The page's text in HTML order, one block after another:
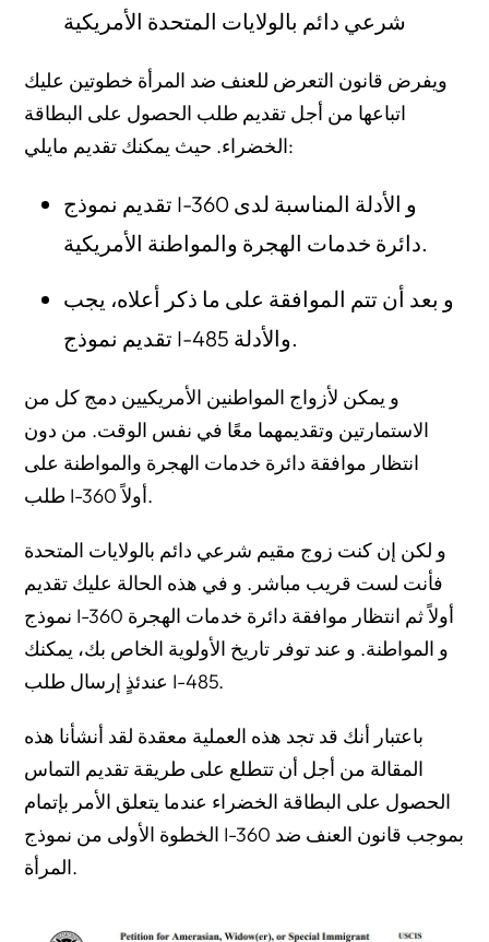
شرعي دائم بالولايات المتحدة الأمريكية
ويفرض قانون التعرض للعنف ضد المرأة خطوتين عليك
اتباعها من أجل تقديم طلب الحصول على البطاقة
الخضراء. حيث يمكنك تقديم مايلي:
تقديم نموذج I-360 و الأدلة المناسبة لدى
دائرة خدمات الهجرة والمواطنة الأمريكية.
و بعد أن تتم الموافقة على ما ذكر أعلاه، يجب
تقديم نموذج I-485 والأدلة.
و يمكن لأزواج المواطنين الأمريكيين دمج كل من
الاستمارتين وتقديمهما معًا في نفس الوقت. من دون
انتظار موافقة دائرة خدمات الهجرة والمواطنة على
طلب I-360 أولاً.
و لكن إن كنت زوج مقيم شرعي دائم بالولايات المتحدة
فأنت لست قريب مباشر. و في هذه الحالة عليك تقديم
نموذج I-360 أولاً ثم انتظار موافقة دائرة خدمات الهجرة
و المواطنة. و عند توفر تاريخ الأولوية الخاص بك، يمكنك
عندئذٍ إرسال طلب I-485.
باعتبار أنك قد تجد هذه العملية معقدة لقد أنشأنا هذه
المقالة من أجل أن تتطلع على طريقة تقديم التماس
الحصول على البطاقة الخضراء عندما يتعلق الأمر بإتمام
الخطوة الأولى من نموذج I-360 بموجب قانون العنف ضد
المرأة.